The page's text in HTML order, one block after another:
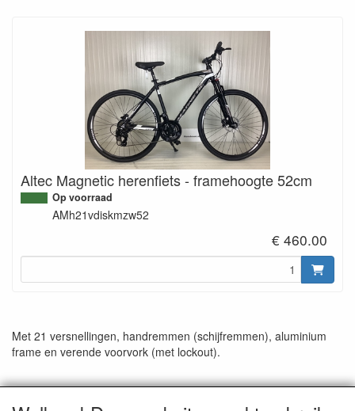
Altec Magnetic herenfiets - framehoogte 52cm
Op voorraad
AMh21vdiskmzw52
€ 460.00
Met 21 versnellingen, handremmen (schijfremmen), aluminium
frame en verende voorvork (met lockout).